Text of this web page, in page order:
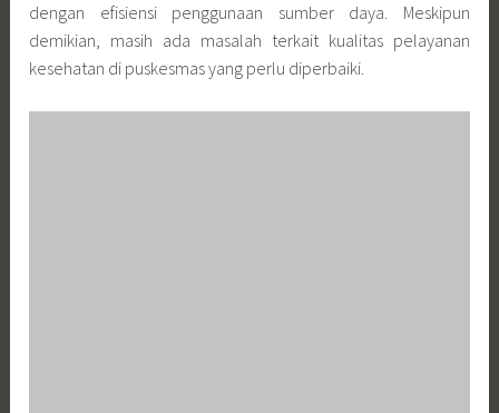
dengan efisiensi penggunaan sumber daya. Meskipun
demikian, masih ada masalah terkait kualitas pelayanan
kesehatan di puskesmas yang perlu diperbaiki.